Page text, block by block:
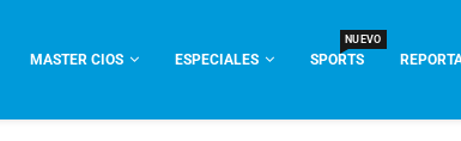
MASTER CIOS ESPECIALES SPORTS
NUEVO